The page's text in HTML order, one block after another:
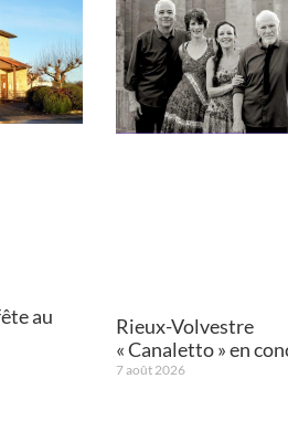
au
Rieux-Volvestre
« Canaletto » en
7 août 2026